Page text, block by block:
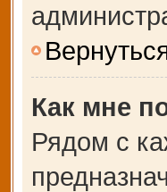
Как мне
Рядом с